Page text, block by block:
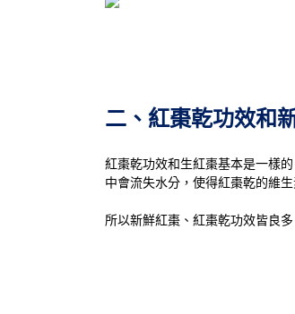
二、紅棗乾功效和
紅棗乾功效和生紅棗基本是一樣
中會流失水分，使得紅棗乾的維
所以新鮮紅棗、紅棗乾功效皆良